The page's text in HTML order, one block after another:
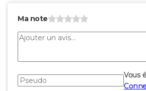
Ma note
Vous